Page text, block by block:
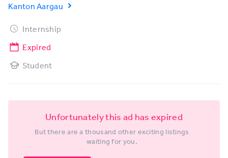
Kanton Aargau
Internship
Expired
Student
Unfortunately this ad has expired
But there are a thousand other exciting listings
waiting for you.